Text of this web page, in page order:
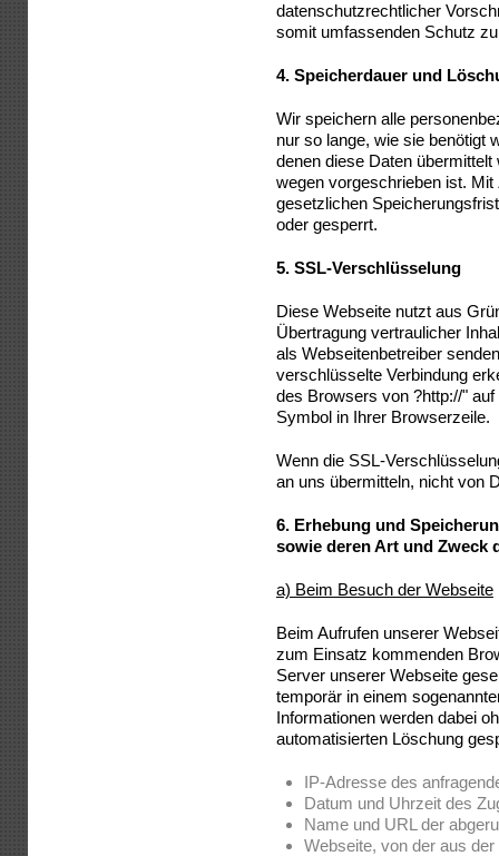
datenschutzrechtlicher
somit umfassenden Schutz
4. Speicherdauer und
Wir speichern alle
nur so lange, wie sie benötigt
denen diese Daten
wegen vorgeschrieben ist.
gesetzlichen
oder gesperrt.
5. SSL-Verschlüsselung
Diese Webseite nutzt aus
Übertragung vertraulicher
als Webseitenbetreiber
verschlüsselte Verbindung
des Browsers von ?http://"
Symbol in Ihrer Browserzeile.
Wenn die SSL-
an uns übermitteln, nicht von
6. Erhebung und
sowie deren Art und Zweck
a) Beim Besuch der Webseite
Beim Aufrufen unserer
zum Einsatz kommenden
Server unserer Webseite
temporär in einem
Informationen werden dabei
automatisierten Löschung
IP-Adresse des
Datum und Uhrzeit des
Name und URL der
Webseite, von der aus